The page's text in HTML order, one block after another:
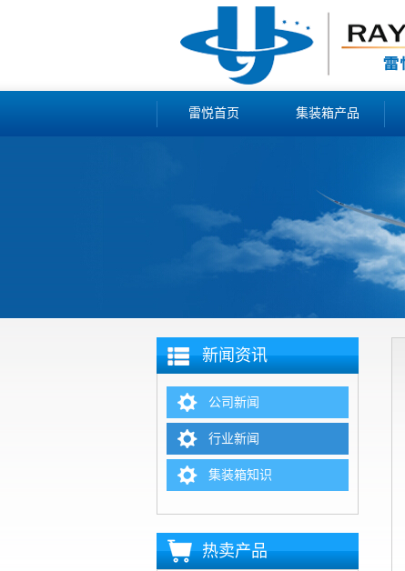
雷悦首页 集装箱产品
新闻资讯
公司新闻
行业新闻
集装箱知识
热卖产品